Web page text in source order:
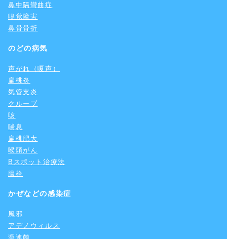
鼻中隔彎曲症
嗅覚障害
鼻骨骨折
のどの病気
声がれ（嗄声）
扁桃炎
気管支炎
クループ
咳
喘息
扁桃肥大
喉頭がん
Bスポット治療法
膿栓
かぜなどの感染症
風邪
アデノウィルス
溶連菌